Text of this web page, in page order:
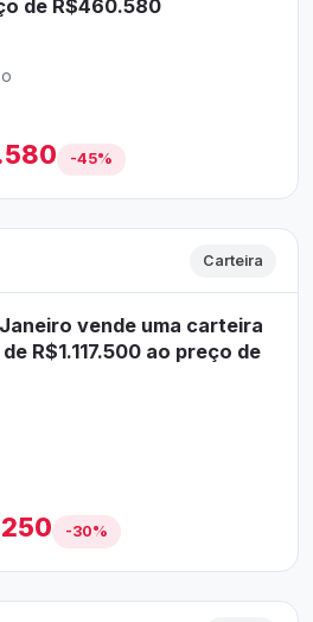
de R$460.580
-45%
Carteira
vende uma carteira
R$1.117.500 ao preço de
-30%